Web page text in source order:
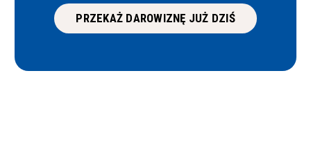
PRZEKAŻ DAROWIZNĘ JUŻ DZIŚ